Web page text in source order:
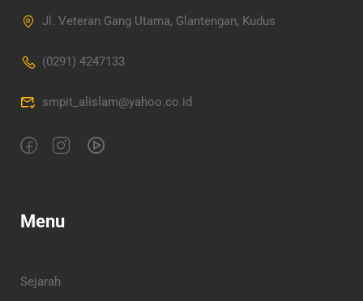
Jl. Veteran Gang Utama, Glantengan, Kudus
(0291) 4247133
smpit_alislam@yahoo.co.id
Menu
Sejarah